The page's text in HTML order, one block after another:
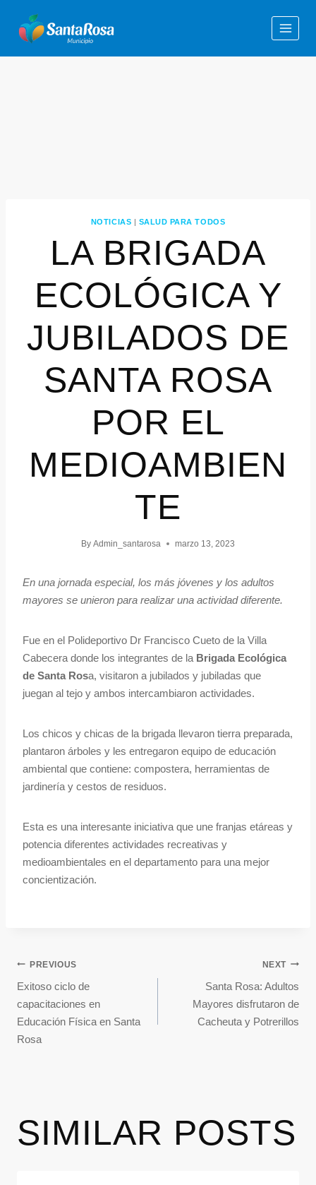
NOTICIAS | SALUD PARA TODOS
LA BRIGADA
ECOLÓGICA Y
JUBILADOS DE
SANTA ROSA
POR EL
MEDIOAMBIEN
TE
By Admin_santarosa marzo 13, 2023
En una jornada especial, los más jóvenes y los adultos
mayores se unieron para realizar una actividad diferente.
Fue en el Polideportivo Dr Francisco Cueto de la Villa
Cabecera donde los integrantes de la Brigada Ecológica
de Santa Rosa, visitaron a jubilados y jubiladas que
juegan al tejo y ambos intercambiaron actividades.
Los chicos y chicas de la brigada llevaron tierra preparada,
plantaron árboles y les entregaron equipo de educación
ambiental que contiene: compostera, herramientas de
jardinería y cestos de residuos.
Esta es una interesante iniciativa que une franjas etáreas y
potencia diferentes actividades recreativas y
medioambientales en el departamento para una mejor
concientización.
PREVIOUS
Exitoso ciclo de
capacitaciones en
Educación Física en Santa
Rosa
NEXT
Santa Rosa: Adultos
Mayores disfrutaron de
Cacheuta y Potrerillos
SIMILAR POSTS